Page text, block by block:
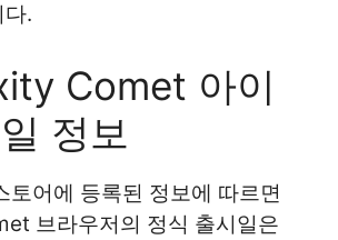
.
Comet 아이
정보
토어에 등록된 정보에 따르면
브라우저의 정식 출시일은